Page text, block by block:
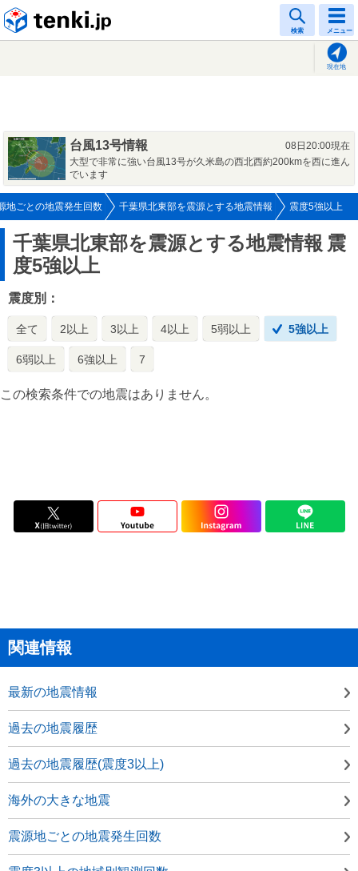
検索 メニュー
現在地
台風13号情報
08日20:00現在
大型で非常に強い台風13号が久米島の西北西約200kmを西に進ん
でいます
地ごとの地震発生回数 千葉県北東部を震源とする地震情報 震度5強以上
千葉県北東部を震源とする地震情報 震
度5強以上
震度別：
全て 2以上 3以上 4以上 5弱以上 5強以上
6弱以上 6強以上 7
この検索条件での地震はありません。
関連情報
最新の地震情報
過去の地震履歴
過去の地震履歴(震度3以上)
海外の大きな地震
震源地ごとの地震発生回数